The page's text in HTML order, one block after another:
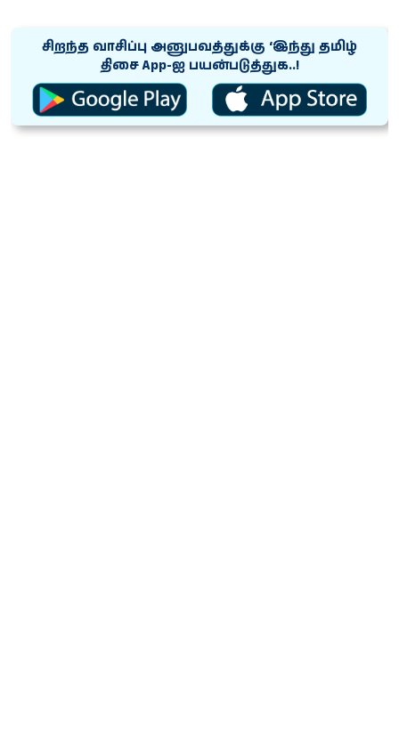
சிறந்த வாசிப்பு அனுபவத்துக்கு ‘இந்து தமிழ்
திசை App-ஐ பயன்படுத்துக..!